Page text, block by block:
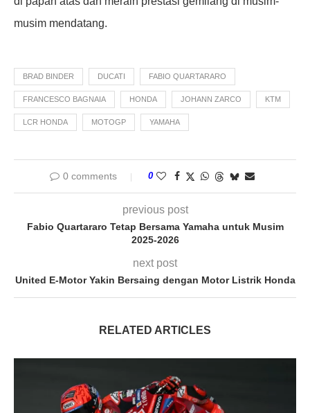
musim mendatang.
BRAD BINDER DUCATI FABIO QUARTARARO
FRANCESCO BAGNAIA HONDA JOHANN ZARCO KTM
LCR HONDA MOTOGP YAMAHA
0 comments 0
previous post
Fabio Quartararo Tetap Bersama Yamaha untuk Musim
2025-2026
next post
United E-Motor Yakin Bersaing dengan Motor Listrik Honda
RELATED ARTICLES